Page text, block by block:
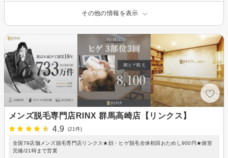
その他の情報を表示
メンズ脱毛専門店RINX 群馬高崎店【リンクス】
4.9
(21件)
全国79店舗メンズ脱毛専門店リンクス★顔・ヒゲ脱毛全体初回おためし900円★個室
完備/21時まで営業